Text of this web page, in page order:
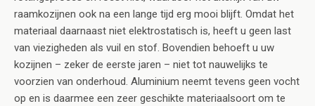
raamkozijnen ook na een lange tijd erg mooi blijft. Omdat het
materiaal daarnaast niet elektrostatisch is, heeft u geen last
van viezigheden als vuil en stof. Bovendien behoeft u uw
kozijnen – zeker de eerste jaren – niet tot nauwelijks te
voorzien van onderhoud. Aluminium neemt tevens geen vocht
op en is daarmee een zeer geschikte materiaalsoort om te